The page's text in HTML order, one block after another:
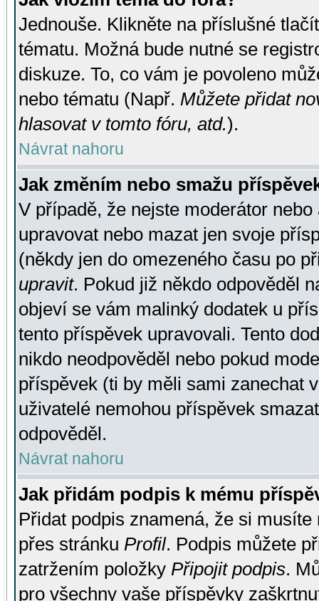
Jednouše. Klikněte na příslušné
tématu. Možná bude nutné se
diskuze. To, co vám je povoleno
nebo tématu (Např. Můžete přidat
hlasovat v tomto fóru, atd.).
Návrat nahoru
Jak změním nebo smažu
V případě, že nejste moderátor
upravovat nebo mazat jen svoje
(někdy jen do omezeného času po
upravit. Pokud již někdo odpověděl
objeví se vám malinký dodatek u
tento příspěvek upravovali. Tento
nikdo neodpověděl nebo pokud
příspěvek (ti by měli sami zanechat
uživatelé nemohou příspěvek
odpověděl.
Návrat nahoru
Jak přidám podpis k mému
Přidat podpis znamená, že si
přes stránku Profil. Podpis můžete
zatržením položky Připojit podpis.
pro všechny vaše příspěvky